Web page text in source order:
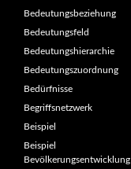
Bedeutungsbeziehung
Bedeutungsfeld
Bedeutungshierarchie
Bedeutungszuordnung
Bedürfnisse
Begriffsnetzwerk
Beispiel
Beispiel
Bevölkerungsentwicklung